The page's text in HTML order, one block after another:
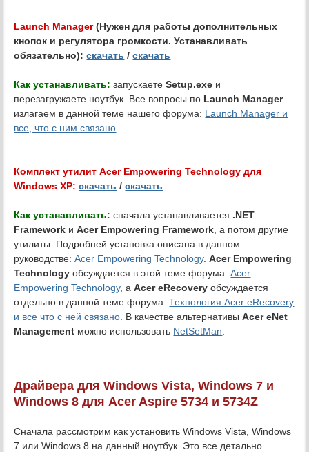
Launch Manager(Нужен для работы дополнительных
кнопок и регулятора громкости. Устанавливать
обязательно):скачать /скачать
Как устанавливать: запускаетеSetup.exe и
перезагружаете ноутбук. Все вопросы по Launch Manager
излагаем в данной теме нашего форума: Launch Manager и
все, что с ним связано
Комплект утилит Acer Empowering Technology для
Windows XP: скачать /скачать
Как устанавливать: сначала устанавливается .NET
Framework иAcer Empowering Framework , а потом другие
утилиты. Подробней установка описана в данном
руководстве:Acer Empowering Technology.Acer Empowering
Technology обсуждается в этой теме форума:Acer
Empowering Technology, аAcer eRecovery обсуждается
отдельно в данной теме форума:Технология Acer eRecovery
и все что с ней связано . В качестве альтернативыAcer eNet
Management можно использовать NetSetMan
Драйвера для Windows Vista, Windows 7 и
Windows 8 для Acer Aspire 5734 и 5734Z
Сначала рассмотрим как установить Windows Vista, Windows
7 или Windows 8 на данный ноутбук. Это все детально